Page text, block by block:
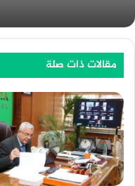
مقالات ذات صلة